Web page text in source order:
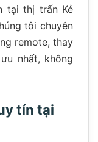
tại thị trấn Kẻ
tôi chuyên
remote, thay
nhất, không
tín tại